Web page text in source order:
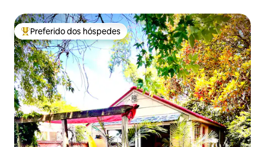
Entre os melhores preferidos dos hóspedes
Preferido dos hóspedes